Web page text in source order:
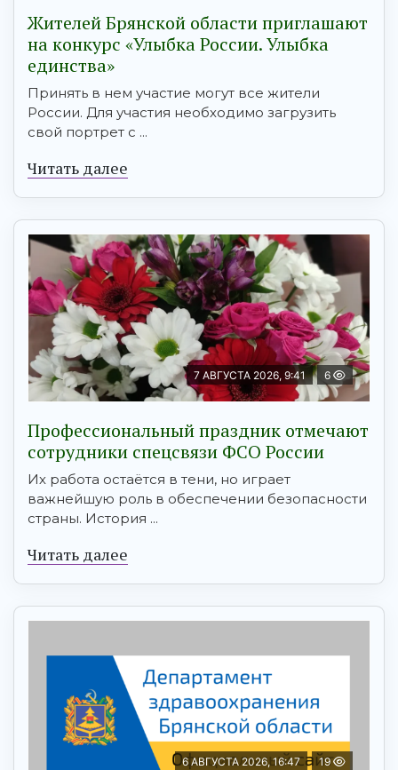
Жителей Брянской области приглашают
на конкурс «Улыбка России. Улыбка
единства»
Принять в нем участие могут все жители
России. Для участия необходимо загрузить
свой портрет с ...
Читать далее
7 АВГУСТА 2026, 9:41 6
Профессиональный праздник отмечают
сотрудники спецсвязи ФСО России
Их работа остаётся в тени, но играет
важнейшую роль в обеспечении безопасности
страны. История ...
Читать далее
6 АВГУСТА 2026, 16:47 19